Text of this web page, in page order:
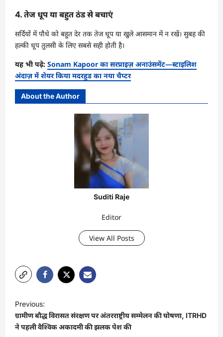
4. तेज धूप या बहुत ठंड से बचाएं
सर्दियों में पौधे को बहुत देर तक तेज धूप या खुले आसमान में न रखें। सुबह की
हल्की धूप तुलसी के लिए सबसे सही होती है।
यह भी पढ़े: Sonam Kapoor का सरप्राइज़ अनाउंसमेंट—स्टाइलिश
अंदाज़ में शेयर किया मदरहुड का नया चैप्टर
About the Author
Suditi Raje
Editor
View All Posts
o
s
Previous:
ग्रामीण बौद्ध विरासत संरक्षण पर अंतरराष्ट्रीय सम्मेलन की घोषणा, ITRHD
ने पहली वैश्विक अकादमी की झलक पेश की